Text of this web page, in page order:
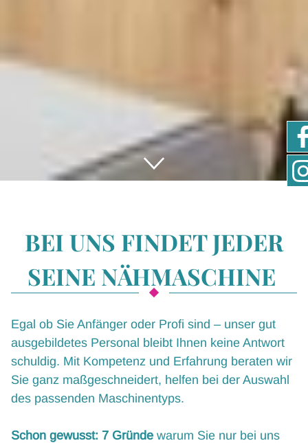
HOMEDEKO
NÄHMASCHINEN
NÄHKURSE
PRESSE
BEI UNS FINDET JEDER
SEINE NÄHMASCHINE
Egal ob Sie Anfänger oder Profi sind – unser gut
ausgebildetes Personal bleibt Ihnen keine Antwort
schuldig. Mit Kompetenz und Erfahrung beraten wir
Sie ganz maßgeschneidert, helfen bei der Auswahl
des passenden Maschinentyps.
Schon gewusst: 7 Gründe warum Sie nur bei uns